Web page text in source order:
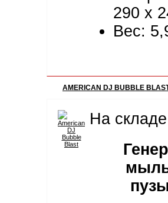
290 x
Вес:
AMERICAN DJ BUBBLE
На